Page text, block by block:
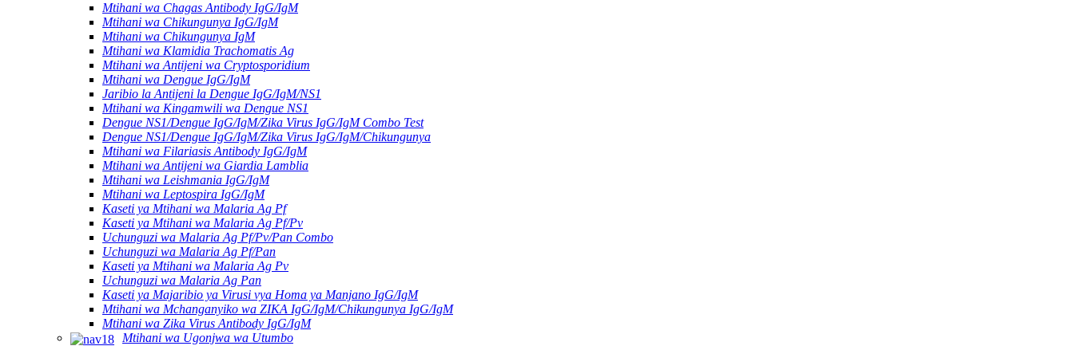
Mtihani wa Chagas Antibody IgG/IgM
Mtihani wa Chikungunya IgG/IgM
Mtihani wa Chikungunya IgM
Mtihani wa Klamidia Trachomatis Ag
Mtihani wa Antijeni wa Cryptosporidium
Mtihani wa Dengue IgG/IgM
Jaribio la Antijeni la Dengue IgG/IgM/NS1
Mtihani wa Kingamwili wa Dengue NS1
Dengue NS1/Dengue IgG/IgM/Zika Virus IgG/IgM Combo Test
Dengue NS1/Dengue IgG/IgM/Zika Virus IgG/IgM/Chikungunya
Mtihani wa Filariasis Antibody IgG/IgM
Mtihani wa Antijeni wa Giardia Lamblia
Mtihani wa Leishmania IgG/IgM
Mtihani wa Leptospira IgG/IgM
Kaseti ya Mtihani wa Malaria Ag Pf
Kaseti ya Mtihani wa Malaria Ag Pf/Pv
Uchunguzi wa Malaria Ag Pf/Pv/Pan Combo
Uchunguzi wa Malaria Ag Pf/Pan
Kaseti ya Mtihani wa Malaria Ag Pv
Uchunguzi wa Malaria Ag Pan
Kaseti ya Majaribio ya Virusi vya Homa ya Manjano IgG/IgM
Mtihani wa Mchanganyiko wa ZIKA IgG/IgM/Chikungunya IgG/IgM
Mtihani wa Zika Virus Antibody IgG/IgM
Mtihani wa Ugonjwa wa Utumbo